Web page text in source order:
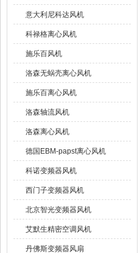
意大利尼科达风机
科禄格离心风机
施乐百风机
洛森无蜗壳离心风机
施乐百离心风机
洛森轴流风机
洛森离心风机
德国EBM-papst离心风机
科诺变频器风机
西门子变频器风机
北京智光变频器风机
艾默生精密空调风机
丹佛斯变频器风扇